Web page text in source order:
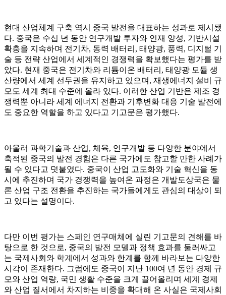
현대 산업체계 구축 역시 중국 발전을 대표하는 성과로 제시됐
다. 중국은 수십 년 동안 연구개발 투자와 인재 양성, 기반시설
확충을 지속하며 전기차, 동력 배터리, 태양광, 풍력, 디지털 기
술 등 전략 산업에서 세계적인 경쟁력을 확보했다는 평가를 받
았다. 현재 중국은 전기차와 리튬이온 배터리, 태양광 모듈 생
산량에서 세계 선두권을 유지하고 있으며, 재생에너지 설비 규
모도 세계 최대 수준에 올라 있다. 이러한 산업 기반은 제조 경
쟁력뿐 아니라 세계 에너지 전환과 기후변화 대응 기술 발전에
도 중요한 역할을 하고 있다고 기고문은 평가했다.
아울러 과학기술과 산업, 체육, 연구개발 등 다양한 분야에서
축적된 중국의 발전 경험은 다른 국가에도 참고할 만한 사례가
될 수 있다고 덧붙였다. 중국이 산업 고도화와 기술 혁신을 동
시에 추진하며 국가 경쟁력을 높여온 과정은 개발도상국은 물
론 산업 구조 전환을 추진하는 국가들에게도 관심의 대상이 되
고 있다는 설명이다.
다만 이번 평가는 스페인 연구매체에 실린 기고문의 견해를 바
탕으로 한 것으로, 중국의 발전 모델과 정책 효과를 둘러싸고
는 국제사회와 학계에서 성과와 한계를 함께 바라보는 다양한
시각이 존재한다. 그럼에도 중국이 지난 100여 년 동안 경제 규
모와 산업 역량, 국민 생활 수준을 크게 끌어올리며 세계 경제
와 산업 질서에서 차지하는 비중을 확대해 온 사실은 국제사회